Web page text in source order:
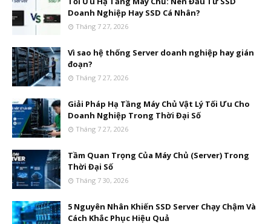
Doanh Nghiệp Hay SSD Cá Nhân?
Tháng 7 27, 2026
Vì sao hệ thống Server doanh nghiệp hay gián
đoạn?
Tháng 7 27, 2026
Giải Pháp Hạ Tầng Máy Chủ Vật Lý Tối Ưu Cho
Doanh Nghiệp Trong Thời Đại Số
Tháng 7 27, 2026
Tầm Quan Trọng Của Máy Chủ (Server) Trong
Thời Đại Số
Tháng 7 30, 2026
5 Nguyên Nhân Khiến SSD Server Chạy Chậm Và
Cách Khắc Phục Hiệu Quả